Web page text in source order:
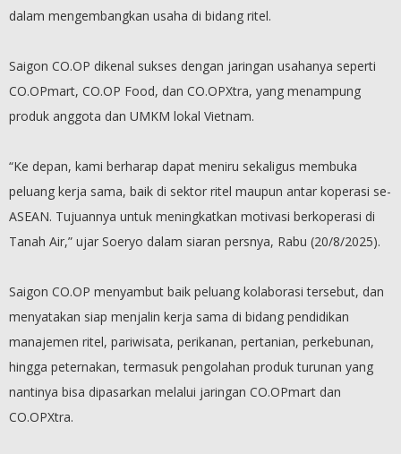
dalam mengembangkan usaha di bidang ritel.
Saigon CO.OP dikenal sukses dengan jaringan usahanya seperti
CO.OPmart, CO.OP Food, dan CO.OPXtra, yang menampung
produk anggota dan UMKM lokal Vietnam.
“Ke depan, kami berharap dapat meniru sekaligus membuka
peluang kerja sama, baik di sektor ritel maupun antar koperasi se-
ASEAN. Tujuannya untuk meningkatkan motivasi berkoperasi di
Tanah Air,” ujar Soeryo dalam siaran persnya, Rabu (20/8/2025).
Saigon CO.OP menyambut baik peluang kolaborasi tersebut, dan
menyatakan siap menjalin kerja sama di bidang pendidikan
manajemen ritel, pariwisata, perikanan, pertanian, perkebunan,
hingga peternakan, termasuk pengolahan produk turunan yang
nantinya bisa dipasarkan melalui jaringan CO.OPmart dan
CO.OPXtra.